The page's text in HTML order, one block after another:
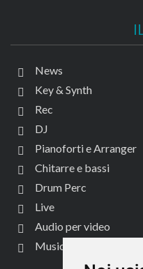
News
Key & Synth
Rec
DJ
Pianoforti e Arranger
Chitarre e bassi
Drum Perc
Live
Audio per video
Music Life